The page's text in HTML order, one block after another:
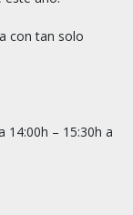
con tan solo
14:00h – 15:30h a